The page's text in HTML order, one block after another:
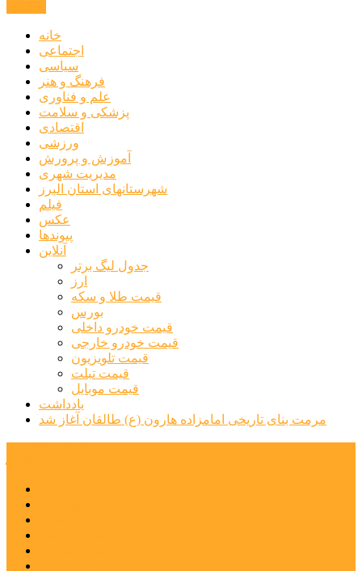
خانه
اجتماعی
سیاسی
فرهنگ و هنر
علم و فناوری
پزشکی و سلامت
اقتصادی
ورزشی
آموزش و پرورش
مدیریت شهری
شهرستانهای استان البرز
فیلم
عکس
پیوندها
آنلاین
جدول لیگ برتر
ارز
قیمت طلا و سکه
بورس
قیمت خودرو داخلی
قیمت خودرو خارجی
قیمت تلویزیون
قیمت تبلت
قیمت موبایل
یادداشت
مرمت بنای تاریخی امامزاده هارون (ع) طالقان آغاز شد